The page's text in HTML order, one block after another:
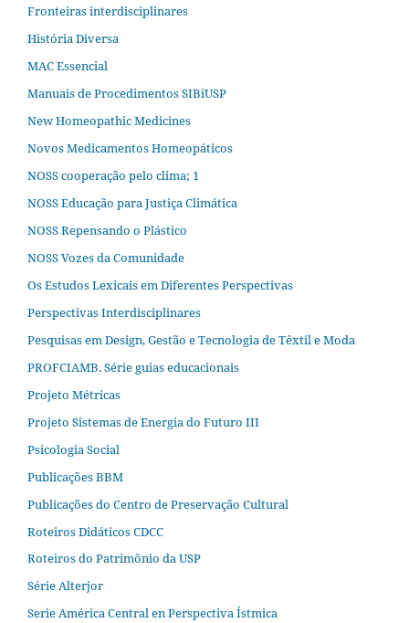
Fronteiras interdisciplinares
História Diversa
MAC Essencial
Manuais de Procedimentos SIBiUSP
New Homeopathic Medicines
Novos Medicamentos Homeopáticos
NOSS cooperação pelo clima; 1
NOSS Educação para Justiça Climática
NOSS Repensando o Plástico
NOSS Vozes da Comunidade
Os Estudos Lexicais em Diferentes Perspectivas
Perspectivas Interdisciplinares
Pesquisas em Design, Gestão e Tecnologia de Têxtil e Moda
PROFCIAMB. Série guias educacionais
Projeto Métricas
Projeto Sistemas de Energia do Futuro III
Psicologia Social
Publicações BBM
Publicações do Centro de Preservação Cultural
Roteiros Didáticos CDCC
Roteiros do Patrimônio da USP
Série Alterjor
Serie América Central en Perspectiva Ístmica